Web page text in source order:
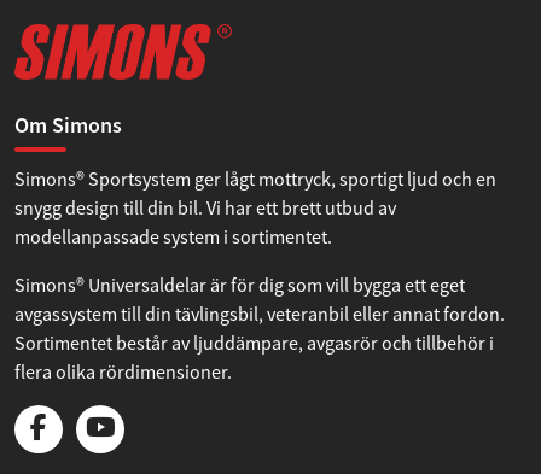
Om Simons
Simons® Sportsystem ger lågt mottryck, sportigt ljud och en
snygg design till din bil. Vi har ett brett utbud av
modellanpassade system i sortimentet.
Simons® Universaldelar är för dig som vill bygga ett eget
avgassystem till din tävlingsbil, veteranbil eller annat fordon.
Sortimentet består av ljuddämpare, avgasrör och tillbehör i
flera olika rördimensioner.